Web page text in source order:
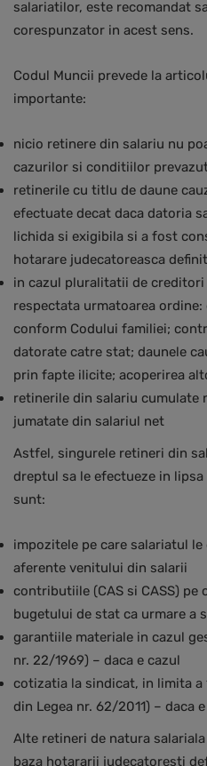
salariatilor, este recomandat
corespunzator in acest sens.
Codul Muncii prevede la
importante:
nicio retinere din salariu nu
cazurilor si conditiilor
retinerile cu titlu de daune
efectuate decat daca datoria
lichida si exigibila si a fost
hotarare judecatoreasca
in cazul pluralitatii de creditori
respectata urmatoarea
conform Codului familiei;
datorate catre stat; daunele
prin fapte ilicite; acoperirea
retinerile din salariu cumulate
jumatate din salariul net
Astfel, singurele retineri din
dreptul sa le efectueze in
sunt:
impozitele pe care salariatul
aferente venitului din salarii
contributiile (CAS si CASS) pe
bugetului de stat ca urmare a
garantiile materiale in cazul
nr. 22/1969) – daca e cazul
cotizatia la sindicat, in limita a
din Legea nr. 62/2011) – daca
Alte retineri de natura
baza hotararii judecatoresti